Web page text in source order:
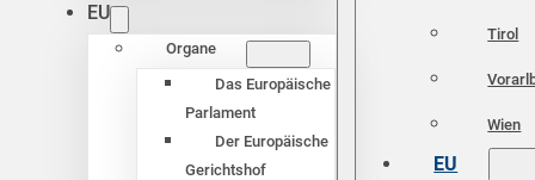
EU
Organe
Das Europäische
Parlament
Der Europäische
Gerichtshof
Tirol
Wien
EU